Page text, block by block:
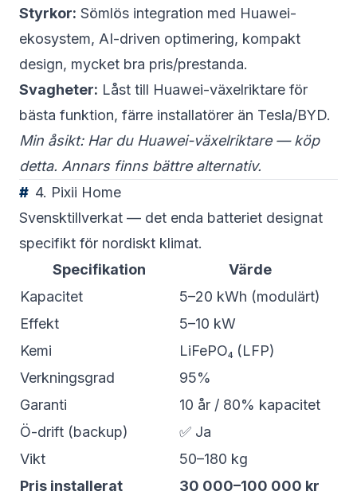
Styrkor: Sömlös integration med Huawei-
ekosystem, AI-driven optimering, kompakt
design, mycket bra pris/prestanda.
Svagheter: Låst till Huawei-växelriktare för
bästa funktion, färre installatörer än Tesla/BYD.
Min åsikt: Har du Huawei-växelriktare — köp
detta. Annars finns bättre alternativ.
4. Pixii Home
Svensktillverkat — det enda batteriet designat
specifikt för nordiskt klimat.
Specifikation
Värde
Kapacitet
5–20 kWh (modulärt)
Effekt
5–10 kW
Kemi
LiFePO₄ (LFP)
Verkningsgrad
95%
Garanti
10 år / 80% kapacitet
Ö-drift (backup)
✅ Ja
Vikt
50–180 kg
Pris installerat
30 000–100 000 kr